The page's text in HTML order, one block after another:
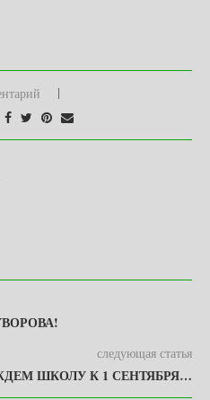
следующая статья
ШКОЛУ К 1 СЕНТЯБРЯ…